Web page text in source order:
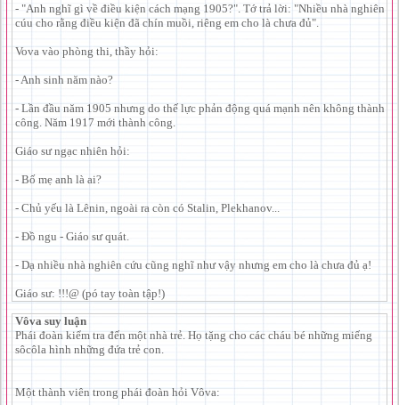
- "Anh nghĩ gì về điều kiện cách mạng 1905?". Tớ trả lời: "Nhiều nhà nghiên
cúu cho rằng điều kiện đã chín muồi, riêng em cho là chưa đủ".
Vova vào phòng thi, thầy hỏi:
- Anh sinh năm nào?
- Lần đầu năm 1905 nhưng do thế lực phản động quá mạnh nên không thành
công. Năm 1917 mới thành công.
Giáo sư ngạc nhiên hỏi:
- Bố mẹ anh là ai?
- Chủ yếu là Lênin, ngoài ra còn có Stalin, Plekhanov...
- Đồ ngu - Giáo sư quát.
- Dạ nhiều nhà nghiên cứu cũng nghĩ như vậy nhưng em cho là chưa đủ ạ!
Giáo sư: !!!@ (pó tay toàn tập!)
Vôva suy luận
Phái đoàn kiểm tra đến một nhà trẻ. Họ tặng cho các cháu bé những miếng
sôcôla hình những đứa trẻ con.
Một thành viên trong phái đoàn hỏi Vôva: